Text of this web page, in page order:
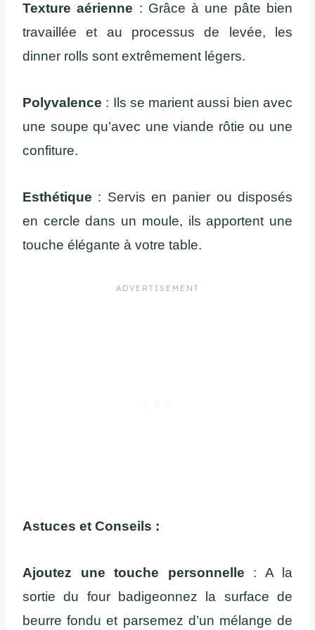
Texture aérienne : Grâce à une pâte bien
travaillée et au processus de levée, les
dinner rolls sont extrêmement légers.
Polyvalence : Ils se marient aussi bien avec
une soupe qu’avec une viande rôtie ou une
confiture.
Esthétique : Servis en panier ou disposés
en cercle dans un moule, ils apportent une
touche élégante à votre table.
Astuces et Conseils :
Ajoutez une touche personnelle : A la
sortie du four badigeonnez la surface de
beurre fondu et parsemez d’un mélange de